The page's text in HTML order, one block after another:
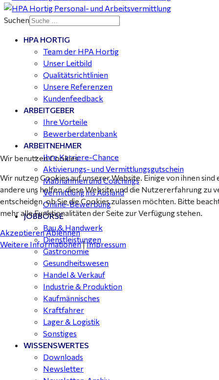
Buchhalter (m/w/d) für Halle (Saale) gesucht - TZ 20-
Suchen
HPA HORTIG
Team der HPA Hortig
Unser Leitbild
Qualitätsrichtlinien
Unsere Referenzen
Kundenfeedback
ARBEITGEBER
Ihre Vorteile
Bewerberdatenbank
ARBEITNEHMER
Ihre Karriere-Chance
Aktivierungs- und Vermittlungsgutschein
Maßnahmen und Coachings
Vermittlung ins Ausland
Online-Bewerbung
JOBBÖRSE
Bau & Handwerk
Dienstleistungen
Gastronomie
Gesundheitswesen
Handel & Verkauf
Industrie & Produktion
Kaufmännisches
Kraftfahrer
Lager & Logistik
Sonstiges
WISSENSWERTES
Downloads
Newsletter
Wir benutzen Cookies
Wir nutzen Cookies auf unserer Website. Einige von ihnen
andere uns helfen, diese Website und die Nutzererfahrung zu
entscheiden, ob Sie die Cookies zulassen möchten. Bitte
mehr alle Funktionalitäten der Seite zur Verfügung stehen.
AkzeptierenAblehnen
Weitere Informationen|Impressum